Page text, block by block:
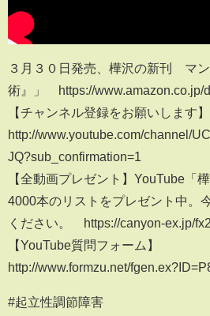
３月３０日発売、樺沢の新刊 マ
術』」 https://www.amazon.co.jp/
【チャンネル登録をお願いします】
http://www.youtube.com/channel/
JQ?sub_confirmation=1
【全動画プレゼント】YouTube「
4000本のリストをプレゼント中。
ください。 https://canyon-ex.jp/
【YouTube質問フォーム】
http://www.formzu.net/
#起立性調節障害